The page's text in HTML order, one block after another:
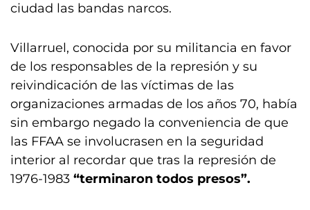
ciudad las bandas narcos.
Villarruel, conocida por su militancia en favor
de los responsables de la represión y su
reivindicación de las víctimas de las
organizaciones armadas de los años 70, había
sin embargo negado la conveniencia de que
las FFAA se involucrasen en la seguridad
interior al recordar que tras la represión de
1976-1983 “terminaron todos presos”.